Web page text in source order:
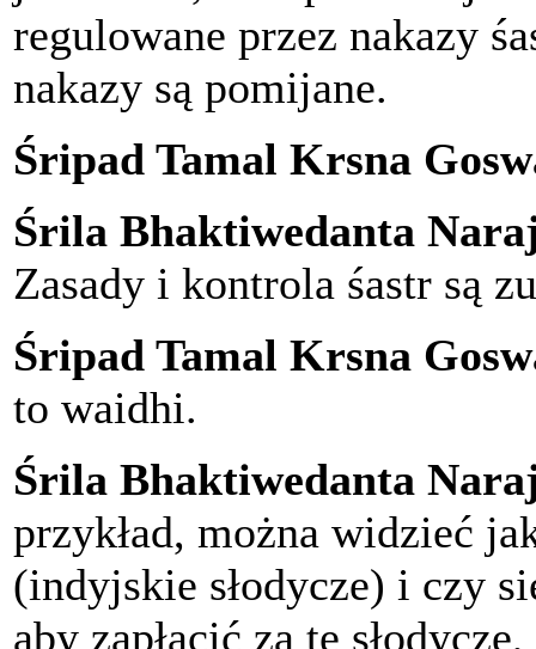
regulowane przez nakazy
nakazy są pomijane.
Śripad Tamal Krsna
Śrila Bhaktiwedanta
Zasady i kontrola śastr są
Śripad Tamal Krsna
to waidhi.
Śrila Bhaktiwedanta
przykład, można widzieć
(indyjskie słodycze) i czy
aby zapłacić za te